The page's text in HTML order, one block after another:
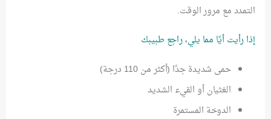
التمدد مع مرور الوقت.
إذا رأيت أيًا مما يلي، راجع طبيبك
حمى شديدة جدًا (أكثر من 110 درجة)
الغثيان أو القيء الشديد
الدوخة المستمرة